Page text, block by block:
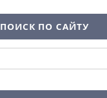
ПОИСК ПО САЙТУ